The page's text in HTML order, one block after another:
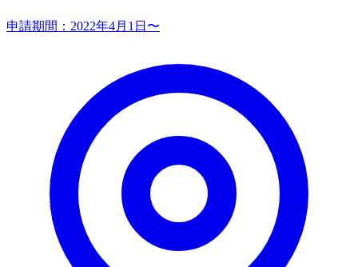
申請期間： 2022年4月1日〜